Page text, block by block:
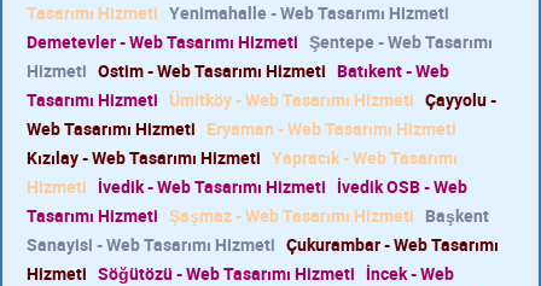
Tasarımı Hizmeti Yenimahalle - Web Tasarımı Hizmeti
Demetevler - Web Tasarımı Hizmeti Şentepe - Web Tasarımı
Hizmeti Ostim - Web Tasarımı Hizmeti Batıkent - Web
Tasarımı Hizmeti Ümitköy - Web Tasarımı Hizmeti Çayyolu -
Web Tasarımı Hizmeti Eryaman - Web Tasarımı Hizmeti
Kızılay - Web Tasarımı Hizmeti Yapracık - Web Tasarımı
Hizmeti İvedik - Web Tasarımı Hizmeti İvedik OSB - Web
Tasarımı Hizmeti Şaşmaz - Web Tasarımı Hizmeti Başkent
Sanayisi - Web Tasarımı Hizmeti Çukurambar - Web Tasarımı
Hizmeti Söğütözü - Web Tasarımı Hizmeti İncek - Web